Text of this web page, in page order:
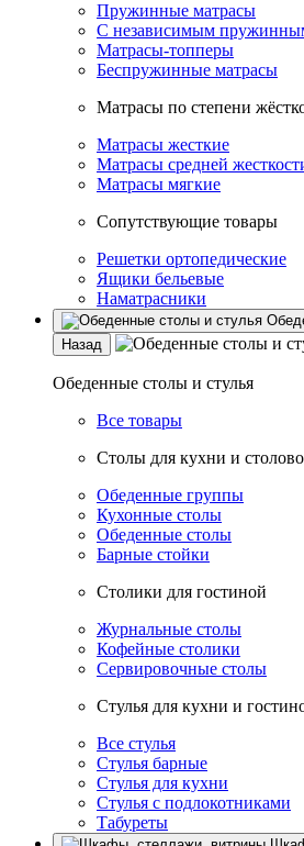
Пружинные матрасы
С независимым
Матрасы-топперы
Беспружинные матрасы
Матрасы по степени
Матрасы жесткие
Матрасы средней
Матрасы мягкие
Сопутствующие товары
Решетки ортопедические
Ящики бельевые
Наматрасники
Назад
Обеденные столы и стулья
Все товары
Столы для кухни и
Обеденные группы
Кухонные столы
Обеденные столы
Барные стойки
Столики для гостиной
Журнальные столы
Кофейные столики
Сервировочные столы
Стулья для кухни и
Все стулья
Стулья барные
Стулья для кухни
Стулья с подлокотниками
Табуреты